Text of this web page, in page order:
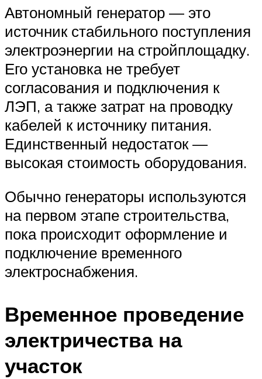
Автономный генератор — это
источник стабильного поступления
электроэнергии на стройплощадку.
Его установка не требует
согласования и подключения к
ЛЭП, а также затрат на проводку
кабелей к источнику питания.
Единственный недостаток —
высокая стоимость оборудования.
Обычно генераторы используются
на первом этапе строительства,
пока происходит оформление и
подключение временного
электроснабжения.
Временное проведение
электричества на
участок